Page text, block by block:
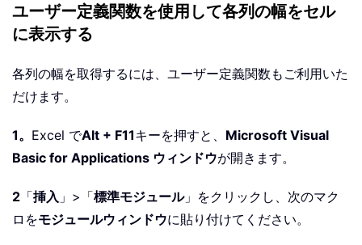
ユーザー定義関数を使用して各列の幅をセル
に表示する
各列の幅を取得するには、ユーザー定義関数もご利用いた
だけます。
1。 Excel でAlt + F11キーを押すと、 Microsoft Visual
Basic for Applications ウィンドウが開きます。
2 「挿入 」>「標準モジュール」をクリックし、次のマク
ロをモジュールウィンドウに貼り付けてください。